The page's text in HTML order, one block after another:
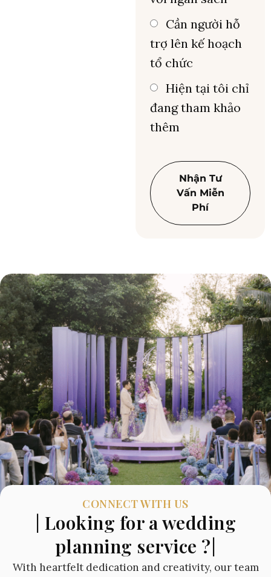
Cần người hỗ
trợ lên kế hoạch
tổ chức
Hiện tại tôi chỉ
đang tham khảo
thêm
Nhận Tư
Vấn Miễn
Phí
CONNECT WITH US
| Looking for a wedding
planning service ?|
With heartfelt dedication and creativity, our team